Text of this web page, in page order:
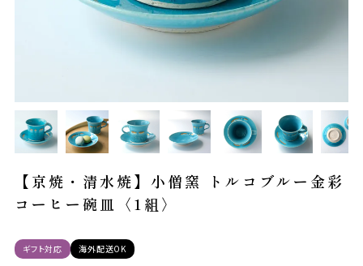
【京焼・清水焼】小僧窯 トルコブルー金彩
コーヒー碗皿〈1組〉
ギフト対応 海外配送OK